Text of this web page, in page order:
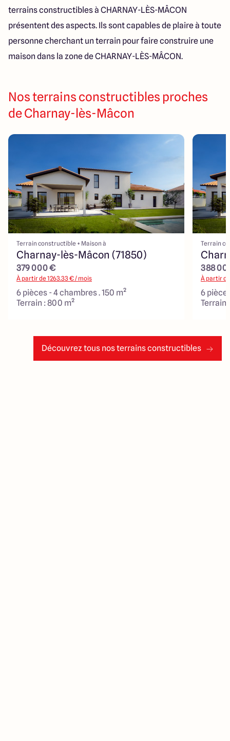
terrains constructibles à CHARNAY-LÈS-MÂCON
présentent des aspects. Ils sont capables de plaire à toute
personne cherchant un terrain pour faire construire une
maison dans la zone de CHARNAY-LÈS-MÂCON.
Nos terrains constructibles proches
de Charnay-lès-Mâcon
Terrain constructible + Maison à
Charnay-lès-Mâcon (71850)
379 000 €
À partir de1263.33€ / mois
6 pièces - 4 chambres . 150 m²
Terrain : 800 m²
Terrain
388
À partir
6
Terrain
Découvrez tous nos terrains constructibles